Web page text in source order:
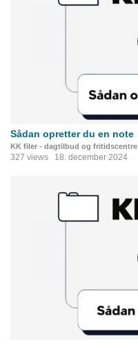
Sådan opretter du en note
KK filer - dagtilbud og fritidscentre
327 views 18. december 2024